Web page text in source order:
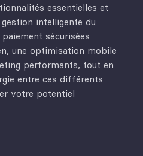
essentielles et
intelligente du
sécurisées
une optimisation mobile
performants, tout en
entre ces différents
votre potentiel